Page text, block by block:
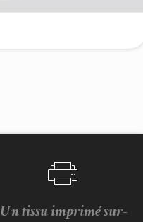
Un tissu imprimé sur-